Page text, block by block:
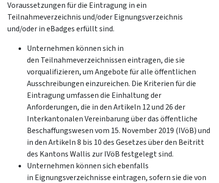
Voraussetzungen für die Eintragung in ein
Teilnahmeverzeichnis und/oder Eignungsverzeichnis
und/oder in eBadges erfüllt sind.
Unternehmen können sich in
den Teilnahmeverzeichnissen eintragen, die sie
vorqualifizieren, um Angebote für alle öffentlichen
Ausschreibungen einzureichen. Die Kriterien für die
Eintragung umfassen die Einhaltung der
Anforderungen, die in den Artikeln 12 und 26 der
Interkantonalen Vereinbarung über das öffentliche
Beschaffungswesen vom 15. November 2019 (IVöB) und
in den Artikeln 8 bis 10 des Gesetzes über den Beitritt
des Kantons Wallis zur IVöB festgelegt sind.
Unternehmen können sich ebenfalls
in Eignungsverzeichnisse eintragen, sofern sie die von